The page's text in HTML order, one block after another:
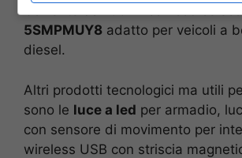
Corrente da 100 W con codice
5SMPMUY8 adatto per veicoli a
diesel.
Altri prodotti tecnologici ma utili
sono le luce a led per armadio,
con sensore di movimento per
wireless USB con striscia